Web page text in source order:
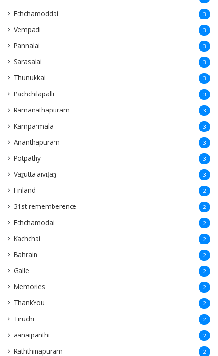
Echchamoddai 3
Vempadi 3
Pannalai 3
Sarasalai 3
Thunukkai 3
Pachchilapalli 3
Ramanathapuram 3
Kamparmalai 3
Ananthapuram 3
‎Potpathy 3
Vaṟuttalaiviḷāṉ 3
Finland 2
31st rememberence 2
Echchamodai 2
Kachchai 2
Bahrain 2
Galle 2
Memories 2
ThankYou 2
Tiruchi 2
aanaipanthi 2
Raththinapuram 2